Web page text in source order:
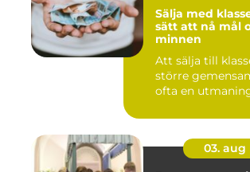
Sälja med
sätt att nå mål
minnen
Att sälja till
större
ofta en
03. aug